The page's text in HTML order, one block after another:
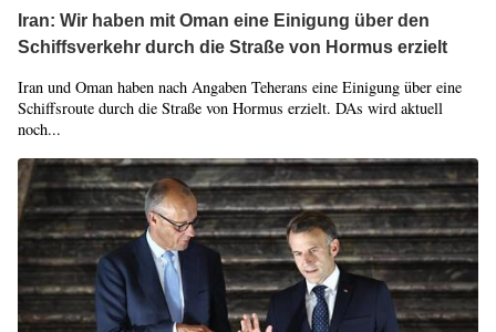
Iran: Wir haben mit Oman eine Einigung über den
Schiffsverkehr durch die Straße von Hormus erzielt
Iran und Oman haben nach Angaben Teherans eine Einigung über eine
Schiffsroute durch die Straße von Hormus erzielt. DAs wird aktuell
noch...